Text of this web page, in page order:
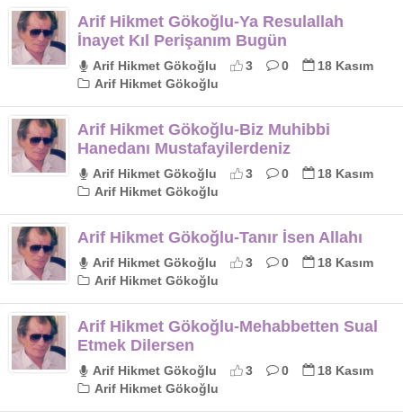
Arif Hikmet Gökoğlu-Ya Resulallah
İnayet Kıl Perişanım Bugün
Arif Hikmet Gökoğlu 3 0
18 Kasım
Arif Hikmet Gökoğlu
Arif Hikmet Gökoğlu-Biz Muhibbi
Hanedanı Mustafayilerdeniz
Arif Hikmet Gökoğlu 3 0
18 Kasım
Arif Hikmet Gökoğlu
Arif Hikmet Gökoğlu-Tanır İsen Allahı
Arif Hikmet Gökoğlu 3 0
18 Kasım
Arif Hikmet Gökoğlu
Arif Hikmet Gökoğlu-Mehabbetten Sual
Etmek Dilersen
Arif Hikmet Gökoğlu 3 0
18 Kasım
Arif Hikmet Gökoğlu